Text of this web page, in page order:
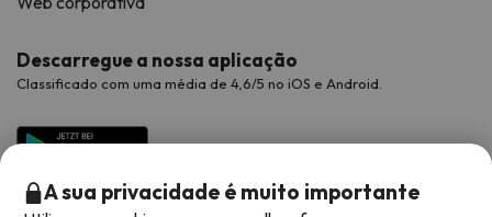
Descarregue a nossa aplicação
Classificado com uma média de 4,6/5 no iOS e Android.
A sua privacidade é muito importante